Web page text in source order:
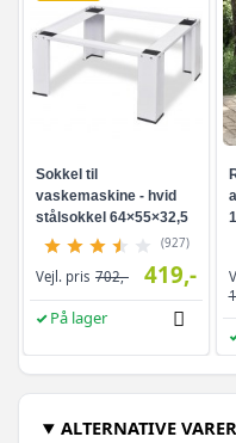
Sokkel til
vaskemaskine - hvid
stålsokkel 64×55×32,5
cm
(927)
Vejl. pris 702,- 419,-
På lager
ALTERNATIVE VARER